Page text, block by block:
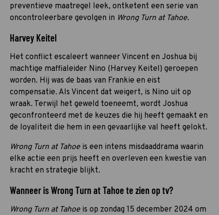
preventieve maatregel leek, ontketent een serie van
oncontroleerbare gevolgen in Wrong Turn at Tahoe.
Harvey Keitel
Het conflict escaleert wanneer Vincent en Joshua bij
machtige maffialeider Nino (Harvey Keitel) geroepen
worden. Hij was de baas van Frankie en eist
compensatie. Als Vincent dat weigert, is Nino uit op
wraak. Terwijl het geweld toeneemt, wordt Joshua
geconfronteerd met de keuzes die hij heeft gemaakt en
de loyaliteit die hem in een gevaarlijke val heeft gelokt.
Wrong Turn at Tahoe is een intens misdaaddrama waarin
elke actie een prijs heeft en overleven een kwestie van
kracht en strategie blijkt.
Wanneer is Wrong Turn at Tahoe te zien op tv?
Wrong Turn at Tahoe is op zondag 15 december 2024 om